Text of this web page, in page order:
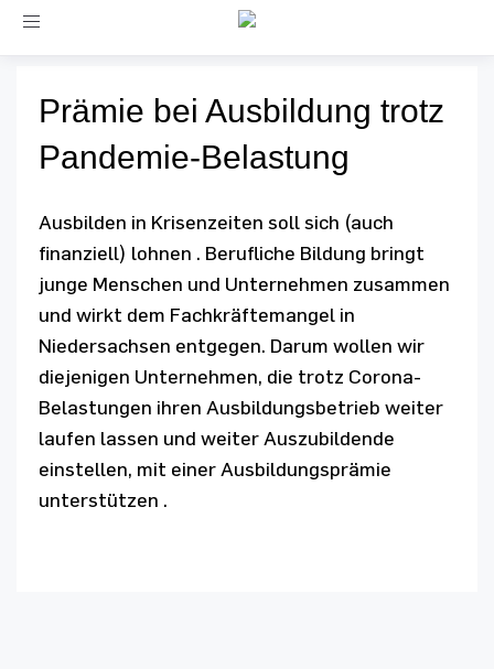
Toggle
Prämie bei Ausbildung trotz
Pandemie-Belastung
Ausbilden in Krisenzeiten soll sich (auch
finanziell) lohnen . Berufliche Bildung bringt
junge Menschen und Unternehmen zusammen
und wirkt dem Fachkräftemangel in
Niedersachsen entgegen. Darum wollen wir
diejenigen Unternehmen, die trotz Corona-
Belastungen ihren Ausbildungsbetrieb weiter
laufen lassen und weiter Auszubildende
einstellen, mit einer Ausbildungsprämie
unterstützen .